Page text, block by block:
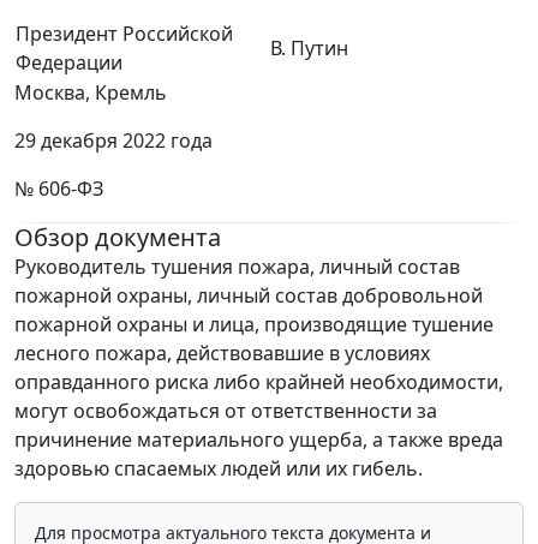
Президент Российской
Федерации
В. Путин
Москва, Кремль
29 декабря 2022 года
№ 606-ФЗ
Обзор документа
Руководитель тушения пожара, личный состав
пожарной охраны, личный состав добровольной
пожарной охраны и лица, производящие тушение
лесного пожара, действовавшие в условиях
оправданного риска либо крайней необходимости,
могут освобождаться от ответственности за
причинение материального ущерба, а также вреда
здоровью спасаемых людей или их гибель.
Для просмотра актуального текста документа и